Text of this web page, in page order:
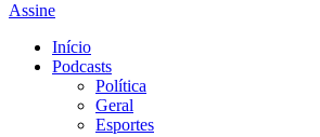
Assine
Início
Podcasts
Política
Geral
Esportes